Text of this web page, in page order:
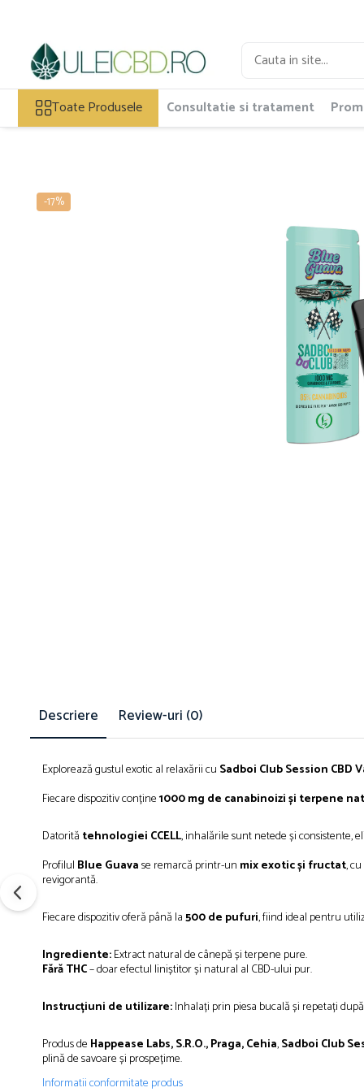
Toate Produsele
Ulei CBD
Capsule CBD
Ulei Ozonat cu CBD
CBD Pur
Cosmetice CBD
Toate Produsele Consultatie si tratament
-17%
Descriere Review-uri (0)
Explorează gustul exotic al relaxării cu Sadboi Club Session CBD
Fiecare dispozitiv conține1000 mg de canabinoizi și terpene
Datorită tehnologiei CCELL, inhalările sunt netede și consistente,
Profilul Blue Guavase remarcă printr-un mix exotic și fructat,
revigorantă.
Fiecare dispozitiv oferă până la500 de pufuri, fiind ideal pentru
Ingrediente:Extract natural de cânepă și terpene pure.
Fără THC– doar efectul liniștitor și natural al CBD-ului pur.
Instrucțiuni de utilizare:Inhalați prin piesa bucală și repetați
Produs de Happease Labs, S.R.O., Praga, Cehia,Sadboi Club
plină de savoare și prospețime.
Informatii conformitate produs